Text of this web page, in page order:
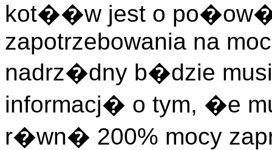
kot��w jest o po�ow�
zapotrzebowania na
nadrz�dny b�dzie
informacj� o tym, �e
r�wn� 200% mocy